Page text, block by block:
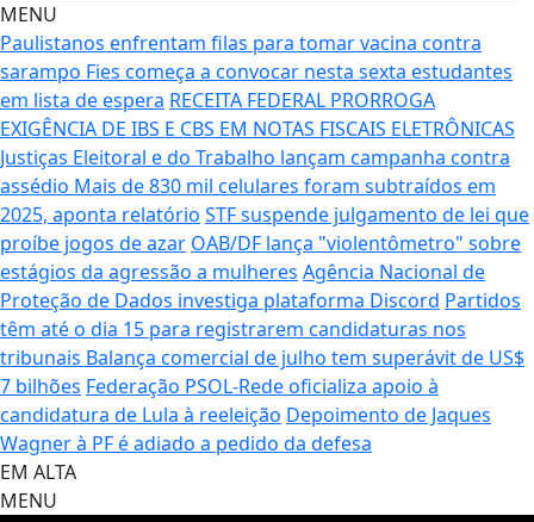
MENU
Paulistanos enfrentam filas para tomar vacina contra
sarampo Fies começa a convocar nesta sexta estudantes
em lista de espera RECEITA FEDERAL PRORROGA
EXIGÊNCIA DE IBS E CBS EM NOTAS FISCAIS ELETRÔNICAS
Justiças Eleitoral e do Trabalho lançam campanha contra
assédio Mais de 830 mil celulares foram subtraídos em
2025, aponta relatório STF suspende julgamento de lei que
proíbe jogos de azar OAB/DF lança "violentômetro" sobre
estágios da agressão a mulheres Agência Nacional de
Proteção de Dados investiga plataforma Discord Partidos
têm até o dia 15 para registrarem candidaturas nos
tribunais Balança comercial de julho tem superávit de US$
7 bilhões Federação PSOL-Rede oficializa apoio à
candidatura de Lula à reeleição Depoimento de Jaques
Wagner à PF é adiado a pedido da defesa
EM ALTA
MENU